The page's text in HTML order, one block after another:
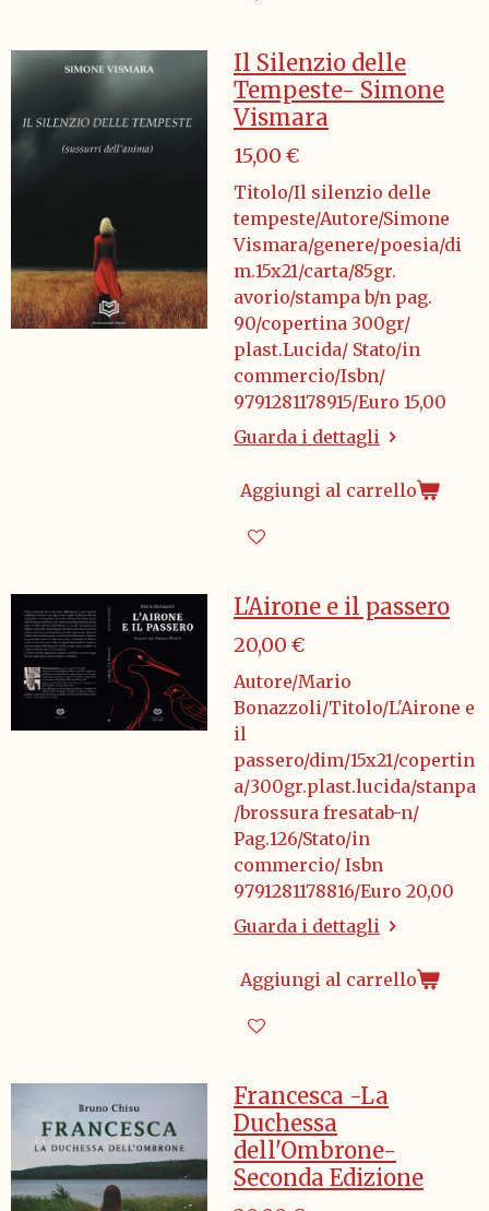
Il Silenzio delle
Tempeste- Simone
Vismara
15,00 €
Titolo/Il silenzio delle
tempeste/Autore/Simone
Vismara/genere/poesia/di
m.15x21/carta/85gr.
avorio/stampa b/n pag.
90/copertina 300gr/
plast.Lucida/ Stato/in
commercio/Isbn/
9791281178915/Euro 15,00
Guarda i dettagli
Aggiungi al carrello
L'Airone e il passero
20,00 €
Autore/Mario
Bonazzoli/Titolo/L'Airone e
il
passero/dim/15x21/copertin
a/300gr.plast.lucida/stanpa
/brossura fresatab-n/
Pag.126/Stato/in
commercio/ Isbn
9791281178816/Euro 20,00
Guarda i dettagli
Aggiungi al carrello
Francesca -La
Duchessa
dell'Ombrone-
Seconda Edizione